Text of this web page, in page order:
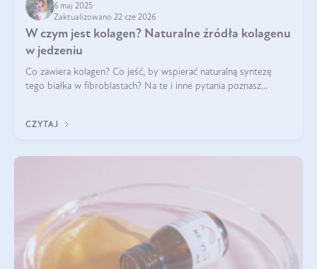
6 maj 2025
Zaktualizowano 22 cze 2026
W czym jest kolagen? Naturalne źródła kolagenu
w jedzeniu
Co zawiera kolagen? Co jeść, by wspierać naturalną syntezę
tego białka w fibroblastach? Na te i inne pytania poznasz
CZYTAJ